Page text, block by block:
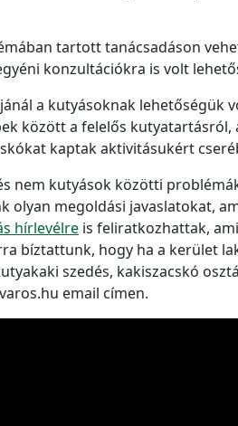
tartott tanácsadáson
konzultációkra is volt
a kutyásoknak
között a felelős
kaptak aktivitásukért
nem kutyások közötti
olyan megoldási javaslatokat,
hírlevélre is feliratkozhattak,
bíztattunk, hogy ha a kerület
szedés, kakiszacskó
email címen.